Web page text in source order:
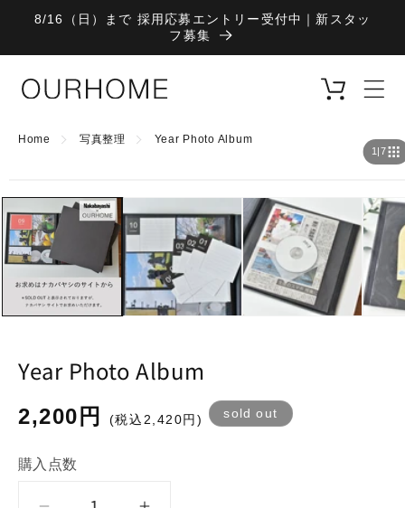
ンツに
8/16（日）まで 採用応募エントリー受付中｜新スタッ
フ募集
カ
ー
Home 写真整理 Year Photo Album
報にス
キップ
1 |7
Year Photo Album
通
価
2,200円 (税込2,420円) sold out
購入点数